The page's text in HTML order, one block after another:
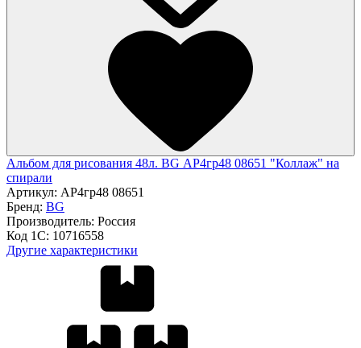
Альбом для рисования 48л. BG АР4гр48 08651 "Коллаж" на
спирали
Артикул: АР4гр48 08651
Бренд: BG
Производитель: Россия
Код 1С: 10716558
Другие характеристики